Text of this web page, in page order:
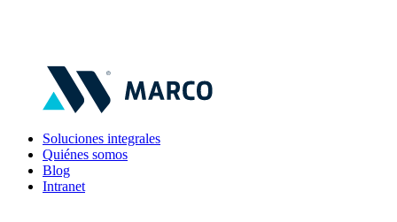
Soluciones integrales
Quiénes somos
Blog
Intranet